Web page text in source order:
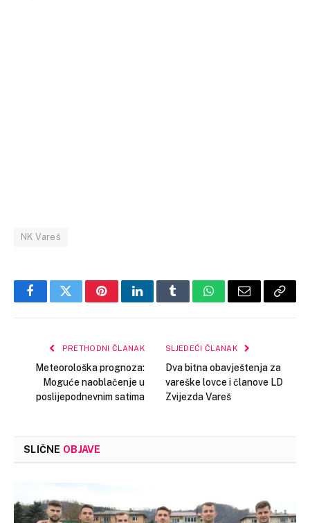
NK Vareš
FacebookTwitterPinterestLinkedInTumblrWhatsApp
Email Copy
PRETHODNI ČLANAK
Meteorološka prognoza:
Moguće naoblačenje u
poslijepodnevnim satima
SLJEDEĆI ČLANAK
Dva bitna obavještenja za
vareške lovce i članove LD
Zvijezda Vareš
SLIČNE OBJAVE